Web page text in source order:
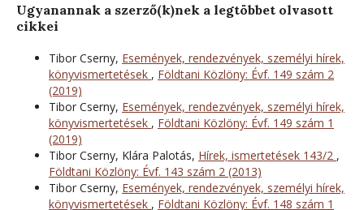
Ugyanannak a szerző(k)nek a legtöbbet olvasott
cikkei
Tibor Cserny, Események, rendezvények, személyi hírek,
könyvismertetések , Földtani Közlöny: Évf. 149 szám 2
(2019)
Tibor Cserny, Események, rendezvények, személyi hírek,
könyvismertetések , Földtani Közlöny: Évf. 149 szám 1
(2019)
Tibor Cserny, Klára Palotás, Hírek, ismertetések 143/2 ,
Földtani Közlöny: Évf. 143 szám 2 (2013)
Tibor Cserny, Események, rendezvények, személyi hírek,
könyvismertetések , Földtani Közlöny: Évf. 148 szám 1